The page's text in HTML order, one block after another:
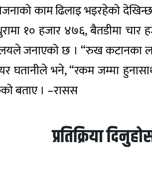
काम ढिलाइ भइरहेको देखिन्छ
१० हजार ४७६, बैतडीमा चार
जनाएको छ । “रुख कटानका
घतानीले भने, “रकम जम्मा
बताए । –रासस
प्रतिक्रिया